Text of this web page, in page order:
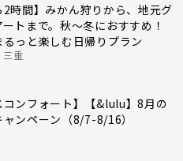
2時間】みかん狩りから、地元グ
トまで。秋〜冬におすすめ！
っと楽しむ日帰りプラン
三重
コンフォート】【&lulu】8月の
ンペーン（8/7-8/16）